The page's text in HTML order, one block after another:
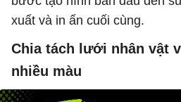
xuất và in ấn cuối cùng.
Chia tách lưới nhân vật
nhiều màu